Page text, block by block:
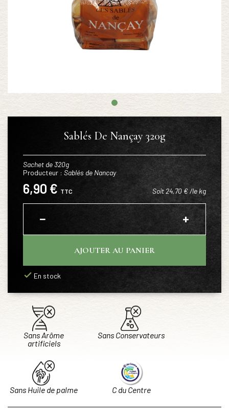
Sablés De Nançay 320g
Sachet de 320g
Producteur : Sablés de Nancay
6,90 € TTC Soit 24,70 € /le kg
− +
AJOUTER AU PANIER
En stock
Sans Arôme
artificiels
Sans Conservateurs
Sans Huile de palme C du Centre